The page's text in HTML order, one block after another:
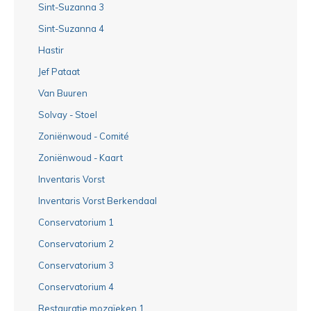
Sint-Suzanna 3
Sint-Suzanna 4
Hastir
Jef Pataat
Van Buuren
Solvay - Stoel
Zoniënwoud - Comité
Zoniënwoud - Kaart
Inventaris Vorst
Inventaris Vorst Berkendaal
Conservatorium 1
Conservatorium 2
Conservatorium 3
Conservatorium 4
Restauratie mozaïeken 1